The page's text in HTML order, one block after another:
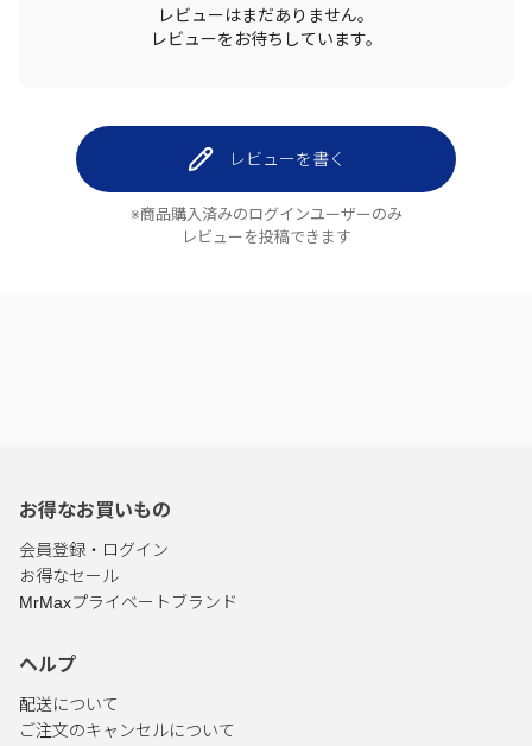
レビューはまだありません。
レビューをお待ちしています。
レビューを書く
※商品購入済みのログインユーザーのみ
レビューを投稿できます
お得なお買いもの
会員登録・ログイン
お得なセール
MrMaxプライベートブランド
ヘルプ
配送について
ご注文のキャンセルについて